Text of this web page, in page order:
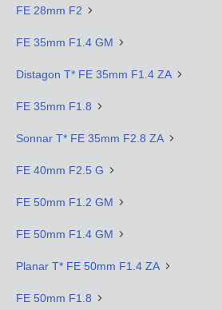
FE 28mm F2
FE 35mm F1.4 GM
Distagon T* FE 35mm F1.4 ZA
FE 35mm F1.8
Sonnar T* FE 35mm F2.8 ZA
FE 40mm F2.5 G
FE 50mm F1.2 GM
FE 50mm F1.4 GM
Planar T* FE 50mm F1.4 ZA
FE 50mm F1.8